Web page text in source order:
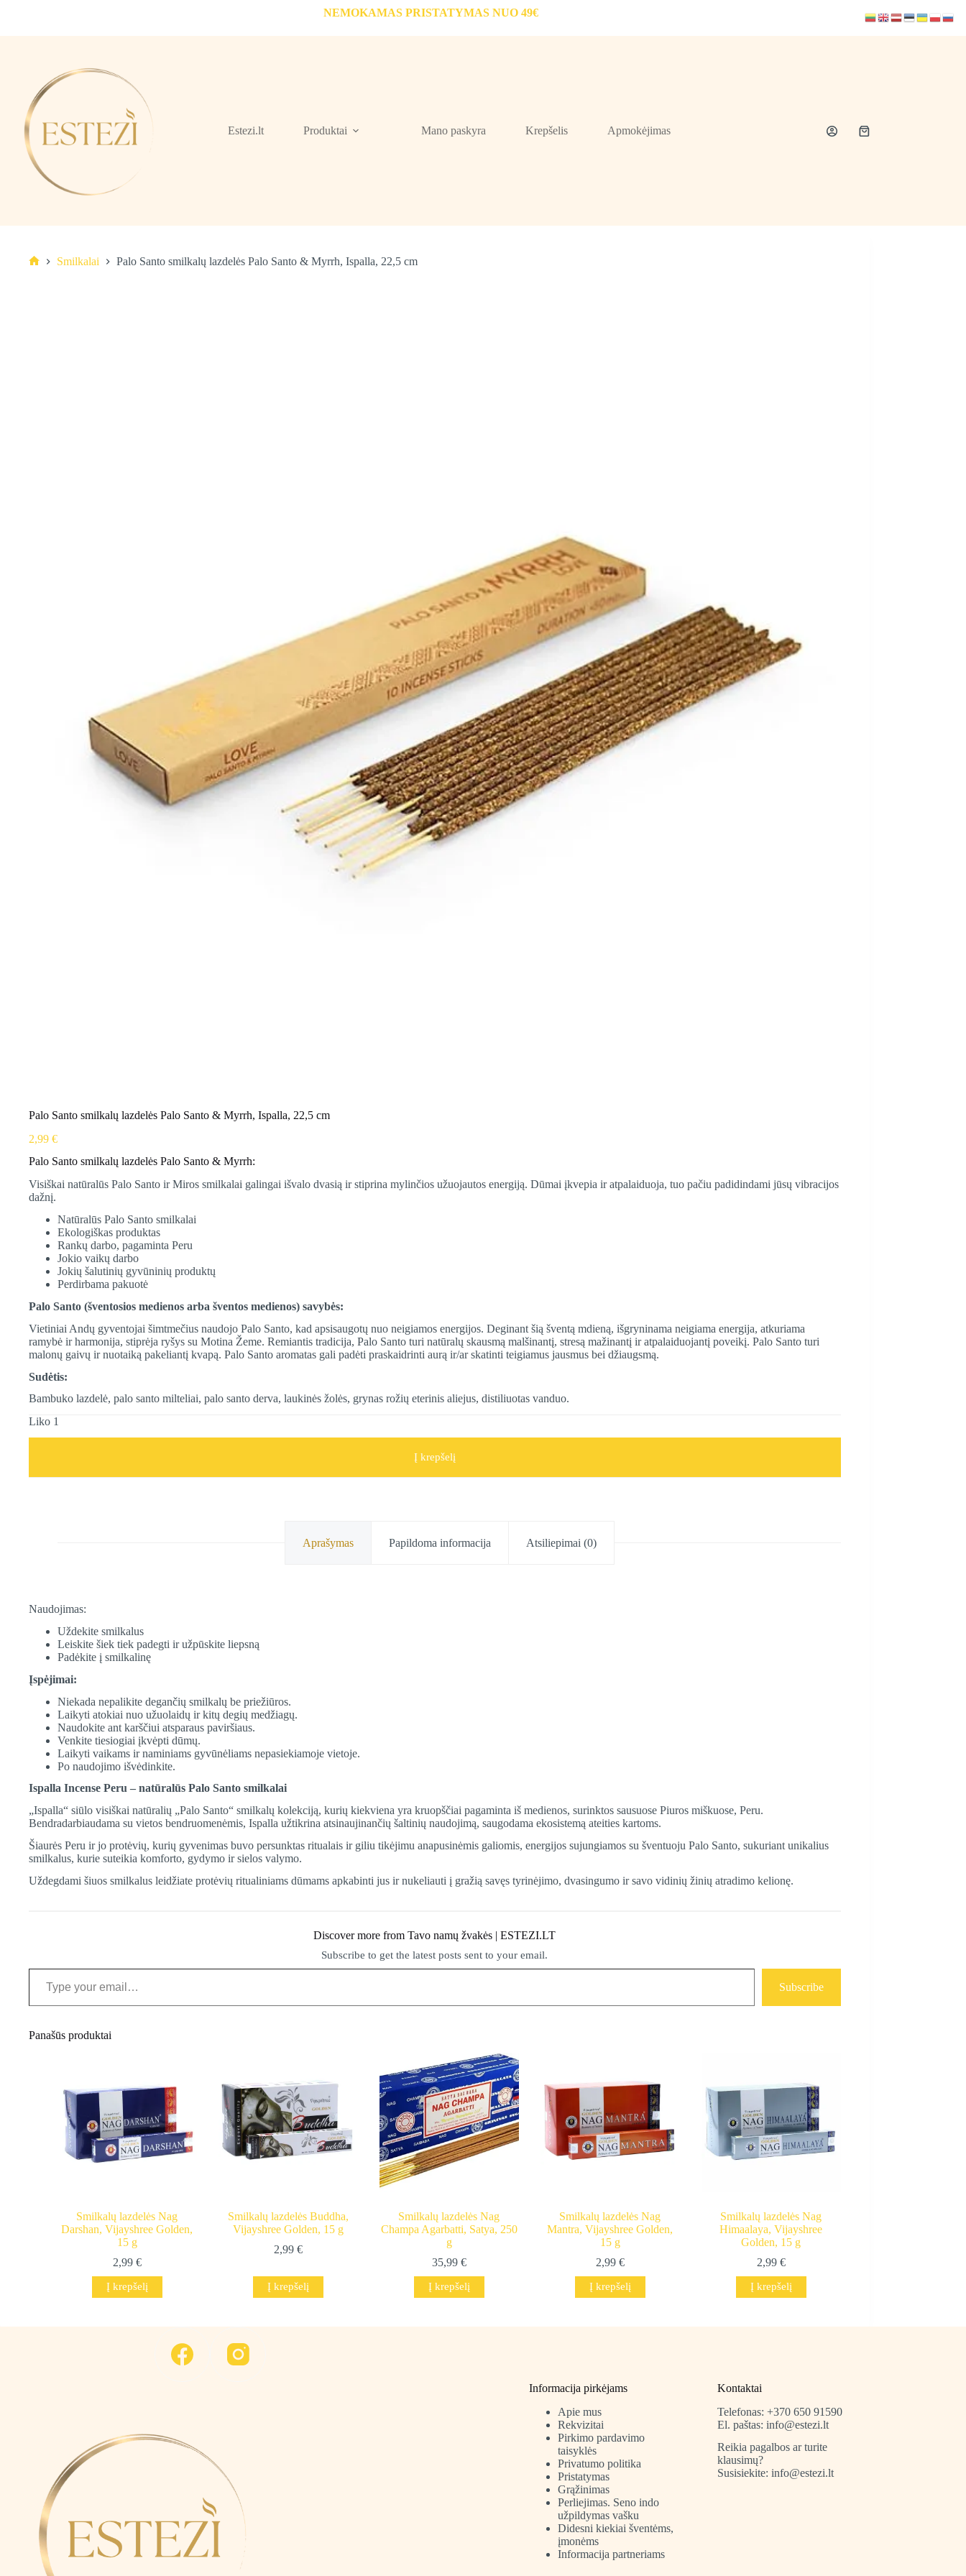
NEMOKAMAS PRISTATYMAS NUO 49€
Estezi.lt Produktai Mano paskyra Krepšelis Apmokėjimas
Shopping
Smilkalai Palo Santo smilkalų lazdelės Palo Santo & Myrrh, Ispalla, 22,5 cm
Palo Santo smilkalų lazdelės Palo Santo & Myrrh, Ispalla, 22,5 cm
2,99 €
Palo Santo smilkalų lazdelės Palo Santo & Myrrh:
Visiškai natūralūs Palo Santo ir Miros smilkalai galingai išvalo dvasią ir stiprina mylinčios užuojautos energiją. Dūmai įkvepia ir atpalaiduoja, tuo pačiu padidindami jūsų vibracijos
dažnį.
Natūralūs Palo Santo smilkalai
Ekologiškas produktas
Rankų darbo, pagaminta Peru
Jokio vaikų darbo
Jokių šalutinių gyvūninių produktų
Perdirbama pakuotė
Palo Santo (šventosios medienos arba šventos medienos) savybės:
Vietiniai Andų gyventojai šimtmečius naudojo Palo Santo, kad apsisaugotų nuo neigiamos energijos. Deginant šią šventą mdieną, išgryninama neigiama energija, atkuriama
ramybė ir harmonija, stiprėja ryšys su Motina Žeme. Remiantis tradicija, Palo Santo turi natūralų skausmą malšinantį, stresą mažinantį ir atpalaiduojantį poveikį. Palo Santo turi
malonų gaivų ir nuotaiką pakeliantį kvapą. Palo Santo aromatas gali padėti praskaidrinti aurą ir/ar skatinti teigiamus jausmus bei džiaugsmą.
Sudėtis:
Bambuko lazdelė, palo santo milteliai, palo santo derva, laukinės žolės, grynas rožių eterinis aliejus, distiliuotas vanduo.
Liko 1
Į krepšelį
Aprašymas Papildoma informacija Atsiliepimai (0)
Naudojimas:
Uždekite smilkalus
Leiskite šiek tiek padegti ir užpūskite liepsną
Padėkite į smilkalinę
Įspėjimai:
Niekada nepalikite degančių smilkalų be priežiūros.
Laikyti atokiai nuo užuolaidų ir kitų degių medžiagų.
Naudokite ant karščiui atsparaus paviršiaus.
Venkite tiesiogiai įkvėpti dūmų.
Laikyti vaikams ir naminiams gyvūnėliams nepasiekiamoje vietoje.
Po naudojimo išvėdinkite.
Ispalla Incense Peru – natūralūs Palo Santo smilkalai
„Ispalla“ siūlo visiškai natūralių „Palo Santo“ smilkalų kolekciją, kurių kiekviena yra kruopščiai pagaminta iš medienos, surinktos sausuose Piuros miškuose, Peru.
Bendradarbiaudama su vietos bendruomenėmis, Ispalla užtikrina atsinaujinančių šaltinių naudojimą, saugodama ekosistemą ateities kartoms.
Šiaurės Peru ir jo protėvių, kurių gyvenimas buvo persunktas ritualais ir giliu tikėjimu anapusinėmis galiomis, energijos sujungiamos su šventuoju Palo Santo, sukuriant unikalius
smilkalus, kurie suteikia komforto, gydymo ir sielos valymo.
Uždegdami šiuos smilkalus leidžiate protėvių ritualiniams dūmams apkabinti jus ir nukeliauti į gražią savęs tyrinėjimo, dvasingumo ir savo vidinių žinių atradimo kelionę.
Discover more from Tavo namų žvakės | ESTEZI.LT
Subscribe to get the latest posts sent to your email.
Type your email…
Subscribe
Panašūs produktai
Smilkalų lazdelės Nag
Darshan, Vijayshree Golden,
15 g
2,99 €
Į krepšelį
Smilkalų lazdelės Buddha,
Vijayshree Golden, 15 g
2,99 €
Į krepšelį
Smilkalų lazdelės Nag
Champa Agarbatti, Satya, 250
g
35,99 €
Į krepšelį
Smilkalų lazdelės Nag
Mantra, Vijayshree Golden,
15 g
2,99 €
Į krepšelį
Smilkalų lazdelės Nag
Himaalaya, Vijayshree
Golden, 15 g
2,99 €
Į krepšelį
Informacija pirkėjams
Apie mus
Rekvizitai
Pirkimo pardavimo
taisyklės
Privatumo politika
Pristatymas
Grąžinimas
Perliejimas. Seno indo
užpildymas vašku
Didesni kiekiai šventėms,
įmonėms
Informacija partneriams
Kontaktai
Telefonas: +370 650 91590
El. paštas: info@estezi.lt
Reikia pagalbos ar turite
klausimų?
Susisiekite: info@estezi.lt